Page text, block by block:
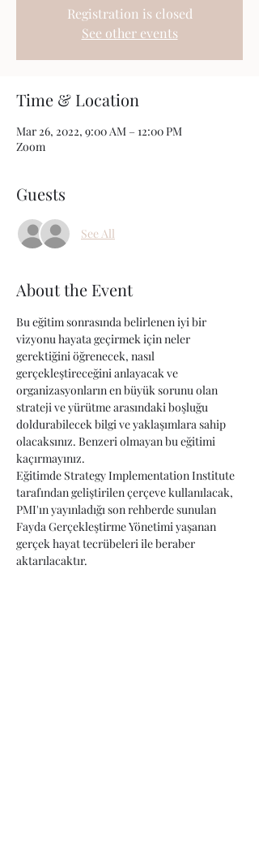
Registration is closed
See other events
Time & Location
Mar 26, 2022, 9:00 AM – 12:00 PM
Zoom
Guests
See All
About the Event
Bu eğitim sonrasında belirlenen iyi bir
vizyonu hayata geçirmek için neler
gerektiğini öğrenecek, nasıl
gerçekleştireceğini anlayacak ve
organizasyonların en büyük sorunu olan
strateji ve yürütme arasındaki boşluğu
doldurabilecek bilgi ve yaklaşımlara sahip
olacaksınız. Benzeri olmayan bu eğitimi
kaçırmayınız.
Eğitimde Strategy Implementation Institute
tarafından geliştirilen çerçeve kullanılacak,
PMI'ın yayınladığı son rehberde sunulan
Fayda Gerçekleştirme Yönetimi yaşanan
gerçek hayat tecrübeleri ile beraber
aktarılacaktır.